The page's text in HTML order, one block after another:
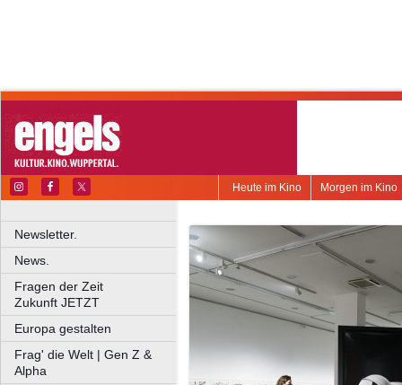
Morgen im Kino
Heute im Kino
Newsletter.
News.
Fragen der Zeit
Zukunft JETZT
Europa gestalten
Frag' die Welt | Gen Z &
Alpha